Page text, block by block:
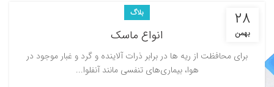
۲۸
بهمن
بلاگ
انواع ماسک
برای محافظت از ریه ها در برابر ذرات آلاینده و گرد و غبار موجود در
هوا، بیماری‌های تنفسی مانند آنفلوا...